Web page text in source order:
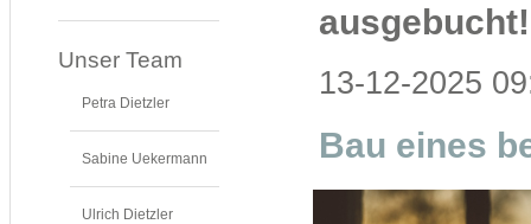
Unser Team
Petra Dietzler
Sabine Uekermann
Ulrich Dietzler
ausgebucht!
13-12-2025
Bau eines